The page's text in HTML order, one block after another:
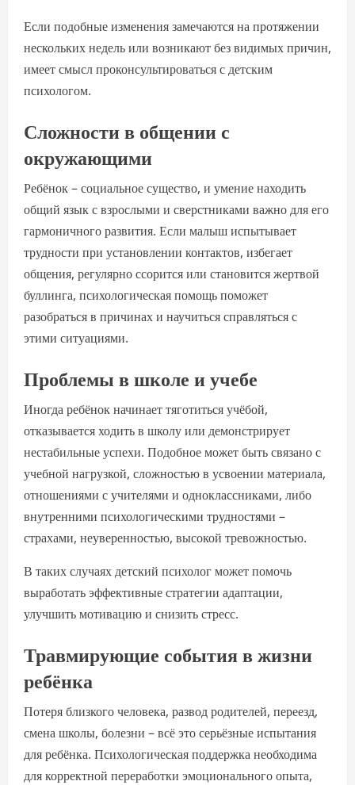
Если подобные изменения замечаются на протяжении
нескольких недель или возникают без видимых причин,
имеет смысл проконсультироваться с детским
психологом.
Сложности в общении с
окружающими
Ребёнок – социальное существо, и умение находить
общий язык с взрослыми и сверстниками важно для его
гармоничного развития. Если малыш испытывает
трудности при установлении контактов, избегает
общения, регулярно ссорится или становится жертвой
буллинга, психологическая помощь поможет
разобраться в причинах и научиться справляться с
этими ситуациями.
Проблемы в школе и учебе
Иногда ребёнок начинает тяготиться учёбой,
отказывается ходить в школу или демонстрирует
нестабильные успехи. Подобное может быть связано с
учебной нагрузкой, сложностью в усвоении материала,
отношениями с учителями и одноклассниками, либо
внутренними психологическими трудностями –
страхами, неуверенностью, высокой тревожностью.
В таких случаях детский психолог может помочь
выработать эффективные стратегии адаптации,
улучшить мотивацию и снизить стресс.
Травмирующие события в жизни
ребёнка
Потеря близкого человека, развод родителей, переезд,
смена школы, болезни – всё это серьёзные испытания
для ребёнка. Психологическая поддержка необходима
для корректной переработки эмоционального опыта,